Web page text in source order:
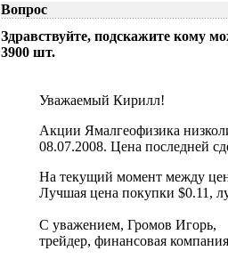
Вопрос
Здравствуйте, подскажите кому
3900 шт.
Уважаемый Кирилл!
Акции Ямалгеофизика
08.07.2008. Цена последней
На текущий момент между
Лучшая цена покупки $0.11,
С уважением, Громов Игорь,
трейдер, финансовая